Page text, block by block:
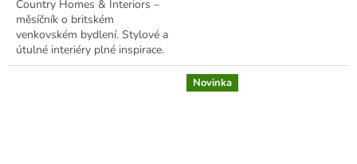
Country Homes & Interiors –
měsíčník o britském
venkovském bydlení. Stylové a
útulné interiéry plné inspirace.
V angličtině. 🏡🌿
Novinka